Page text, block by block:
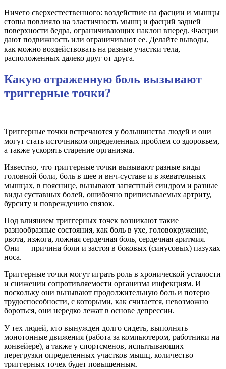
Ничего сверхестественного: воздействие на фасции и мышцы
стопы повлияло на эластичность мышц и фасций задней
поверхности бедра, ограничивающих наклон вперед. Фасции
дают подвижность или ограничивают ее. Делайте выводы,
как можно воздействовать на разные участки тела,
расположенных далеко друг от друга.
Какую отраженную боль вызывают
триггерные точки?
Триггерные точки встречаются у большинства людей и они
могут стать источником определенных проблем со здоровьем,
а также ускорять старение организма.
Известно, что триггерные точки вызывают разные виды
головной боли, боль в шее и внч-суставе и в жевательных
мышцах, в по­яснице, вызывают запястный синдром и разные
виды суставных болей, ошибочно приписываемых артриту,
бурситу и повреждению связок.
Под влиянием триггерных точек возни­кают такие
разнообразные состояния, как боль в ухе, головокружение,
рвота, изжога, лож­ная сердечная боль, сердечная аритмия.
Они — причина боли и застоя в боковых (синусовых) пазухах
носа.
Триггерные точки могут играть роль в хронической усталости
и снижении сопротивляемости организма инфекциям. И
поскольку они вызывают продолжительную боль и потерю
трудоспособности, с которыми, как считается, невозможно
бороться, они нередко лежат в основе депрессии.
У тех людей, кто вынужден долго сидеть, выполнять
монотонные движения (работа за компьютером, работники на
конвейере), а также у спортсменов, испытывающих
перегрузки определенных участков мышц, количество
триггерных точек будет повышенным.